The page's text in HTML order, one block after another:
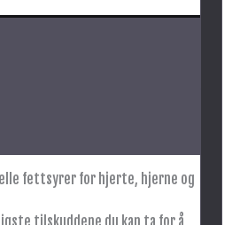
fettsyrer for hjerte, hjerne og